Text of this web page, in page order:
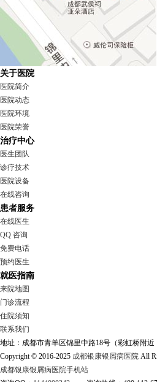
关于医院
医院简介
医院动态
医院环境
医院荣誉
治疗中心
医生团队
诊疗技术
医院设备
在线咨询
患者服务
在线医生
QQ 咨询
免费电话
预约医生
就医指南
来院地图
门诊流程
住院须知
联系我们
地址：成都市青羊区锦里中路18号（彩虹桥附近
Copyright © 2016-2025 成都银康银屑病医院 All
成都银康银屑病医院手机站